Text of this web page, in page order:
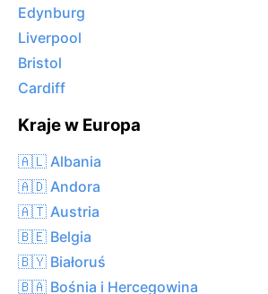
Edynburg
Liverpool
Bristol
Cardiff
Kraje w Europa
🇦🇱 Albania
🇦🇩 Andora
🇦🇹 Austria
🇧🇪 Belgia
🇧🇾 Białoruś
🇧🇦 Bośnia i Hercegowina